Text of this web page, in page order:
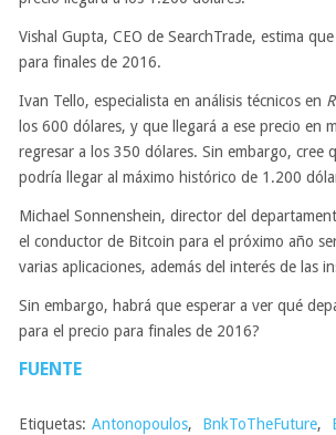
Vishal Gupta, CEO de SearchTrade, estima
para finales de 2016.
Ivan Tello, especialista en análisis técnicos en
los 600 dólares, y que llegará a ese precio en
regresar a los 350 dólares. Sin embargo, cree
podría llegar al máximo histórico de 1.200
Michael Sonnenshein, director del
el conductor de Bitcoin para el próximo año
varias aplicaciones, además del interés de las
Sin embargo, habrá que esperar a ver qué
para el precio para finales de 2016?
FUENTE
Etiquetas: Antonopoulos, BnkToTheFuture,